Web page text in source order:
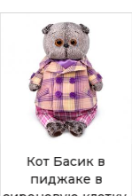
Басик в штанах и
полосатой кофте